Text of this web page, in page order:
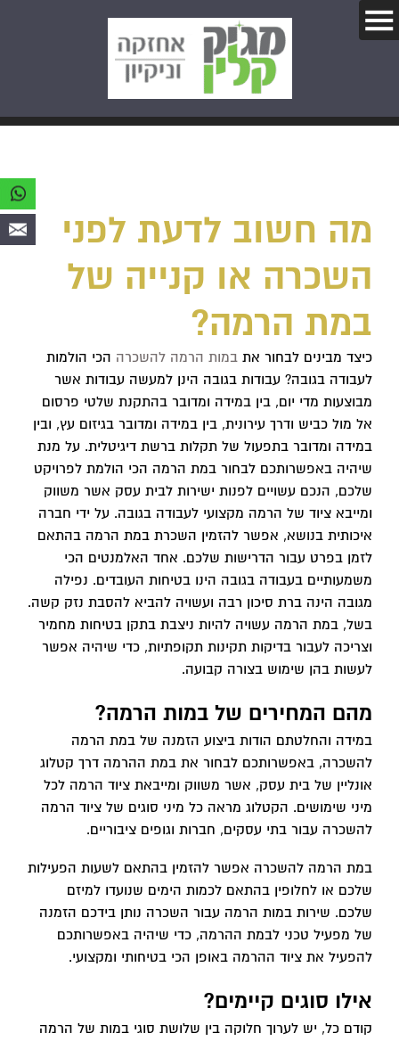
מה חשוב לדעת לפני
השכרה או קנייה של
במת הרמה?
כיצד מבינים לבחור אתבמות הרמה להשכרה הכי הולמות
לעבודה בגובה? עבודות בגובה הינן למעשה עבודות אשר
מבוצעות מדי יום, בין במידה ומדובר בהתקנת שלטי פרסום
אל מול כביש ודרך עירונית, בין במידה ומדובר בגיזום עץ, ובין
במידה ומדובר בתפעול של תקלות ברשת דיגיטלית. על מנת
שיהיה באפשרותכם לבחור במת הרמה הכי הולמת לפרויקט
שלכם, הנכם עשויים לפנות ישירות לבית עסק אשר משווק
ומייבא ציוד של הרמה מקצועי לעבודה בגובה. על ידי חברה
איכותית בנושא, אפשר להזמין השכרת במת הרמה בהתאם
לזמן בפרט עבור הדרישות שלכם. אחד האלמנטים הכי
משמעותיים בעבודה בגובה הינו בטיחות העובדים. נפילה
מגובה הינה ברת סיכון רבה ועשויה להביא להסבת נזק קשה.
בשל, במת הרמה עשויה להיות ניצבת בתקן בטיחות מחמיר
וצריכה לעבור בדיקות תקינות תקופתיות, כדי שיהיה אפשר
לעשות בהן שימוש בצורה קבועה.
מהם המחירים של במות הרמה?
במידה והחלטתם הודות ביצוע הזמנה של במת הרמה
להשכרה, באפשרותכם לבחור את במת ההרמה דרך קטלוג
אונליין של בית עסק, אשר משווק ומייבאת ציוד הרמה לכל
מיני שימושים. הקטלוג מראה כל מיני סוגים של ציוד הרמה
להשכרה עבור בתי עסקים, חברות וגופים ציבוריים.
במת הרמה להשכרה אפשר להזמין בהתאם לשעות הפעילות
שלכם או לחלופין בהתאם לכמות הימים שנועדו למיזם
שלכם. שירות במות הרמה עבור השכרה נותן בידכם הזמנה
של מפעיל טכני לבמת ההרמה, כדי שיהיה באפשרותכם
להפעיל את ציוד ההרמה באופן הכי בטיחותי ומקצועי.
אילו סוגים קיימים?
קודם כל, יש לערוך חלוקה בין שלושת סוגי במות של הרמה